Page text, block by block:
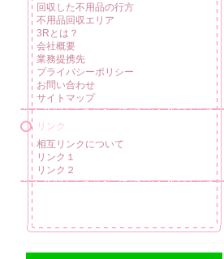
回収した不用品の行方
不用品回収エリア
3Rとは？
会社概要
業務提携先
プライバシーポリシー
お問い合わせ
サイトマップ
リンク
相互リンクについて
リンク１
リンク２